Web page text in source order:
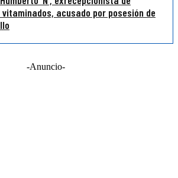
acusado por posesión de
-Anuncio-